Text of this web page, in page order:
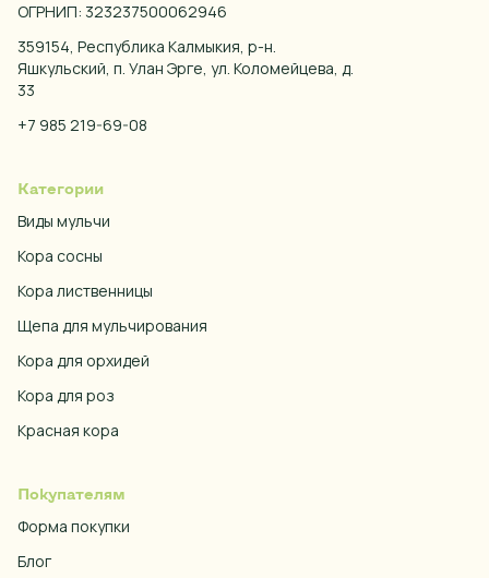
ОГРНИП: 323237500062946
359154, Республика Калмыкия, р-н.
Яшкульский, п. Улан Эрге, ул. Коломейцева, д.
33
+7 985 219-69-08
Категории
Виды мульчи
Кора сосны
Кора лиственницы
Щепа для мульчирования
Кора для орхидей
Кора для роз
Красная кора
Покупателям
Форма покупки
Блог